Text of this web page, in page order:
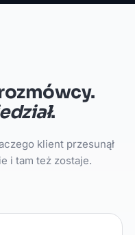
.
klient przesunął
i tam też zostaje.